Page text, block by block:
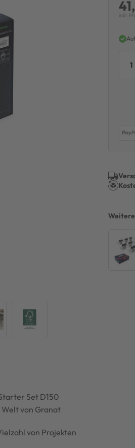
Set D150
von Granat
von Projekten
inkl.